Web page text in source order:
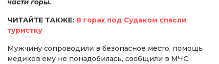
части горы.
ЧИТАЙТЕ ТАКЖЕ: В горах под Судаком спасли
туристку
Мужчину сопроводили в безопасное место, помощь
медиков ему не понадобилась, сообщили в МЧС